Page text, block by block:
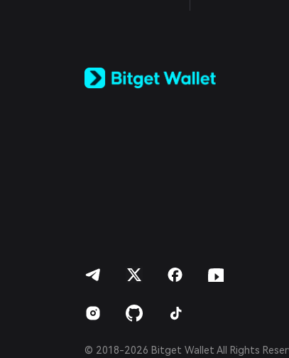
Español (Latinoamérica)
© 2018-2026 Bitget Wallet All Rights